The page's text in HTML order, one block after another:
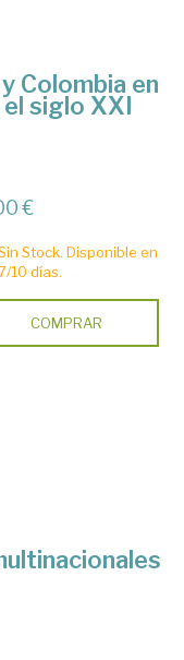
Colombia en
siglo XXI
€
Stock. Disponible en
10 días.
COMPRAR